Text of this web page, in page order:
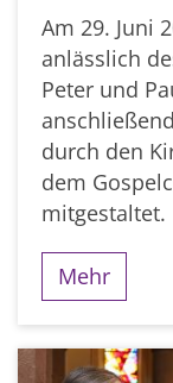
Am 29. Juni
anlässlich
Peter und
durch den
dem
mitgestaltet.
Mehr